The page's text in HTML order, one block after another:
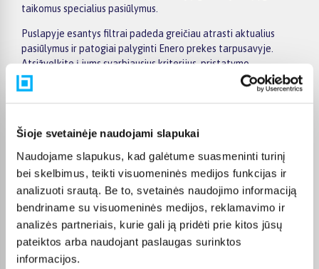
Šioje svetainėje naudojami slapukai
Naudojame slapukus, kad galėtume suasmeninti turinį
bei skelbimus, teikti visuomeninės medijos funkcijas ir
analizuoti srautą. Be to, svetainės naudojimo informaciją
bendriname su visuomeninės medijos, reklamavimo ir
analizės partneriais, kurie gali ją pridėti prie kitos jūsų
pateiktos arba naudojant paslaugas surinktos
informacijos.
taikomus specialius pasiūlymus.
Puslapyje esantys filtrai padeda greičiau atrasti aktualius
pasiūlymus ir patogiai palyginti Enero prekes tarpusavyje.
Atsižvelkite į jums svarbiausius kriterijus, pristatymo
informaciją ir prekės aprašymą, kad galėtumėte priimti patogų
ir apgalvotą sprendimą.
variantą internetu.
Pirkėjų atsiliepimai apie prekes
Vygantas G.